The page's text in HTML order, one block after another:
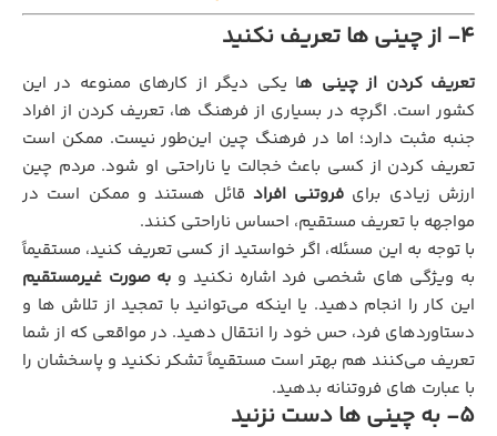
4- از چینی ‌ها تعریف نکنید
تعریف کردن از چینی‌ ها یکی دیگر از کارهای ممنوعه در این
کشور است. اگرچه در بسیاری از فرهنگ‌ ها، تعریف کردن از افراد
جنبه مثبت دارد؛ اما در فرهنگ چین این‌طور نیست. ممکن است
تعریف کردن از کسی باعث خجالت یا ناراحتی او شود. مردم چین
ارزش زیادی برای فروتنی افراد قائل هستند و ممکن است در
مواجهه با تعریف مستقیم، احساس ناراحتی کنند.
با توجه به این مسئله، اگر خواستید از کسی تعریف کنید، مستقیماً
به ویژگی‌ های شخصی فرد اشاره نکنید و به ‌صورت غیرمستقیم
این کار را انجام دهید. یا اینکه می‌توانید با تمجید از تلاش‌ ها و
دستاوردهای فرد، حس خود را انتقال دهید. در مواقعی که از شما
تعریف می‌کنند هم بهتر است مستقیماً تشکر نکنید و پاسخشان را
با عبارت ‌های فروتنانه بدهید.
5- به چینی‌ ها دست نزنید